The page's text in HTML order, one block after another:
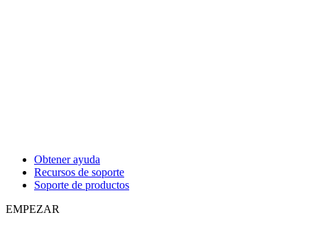
Obtener ayuda
Recursos de soporte
Soporte de productos
EMPEZAR